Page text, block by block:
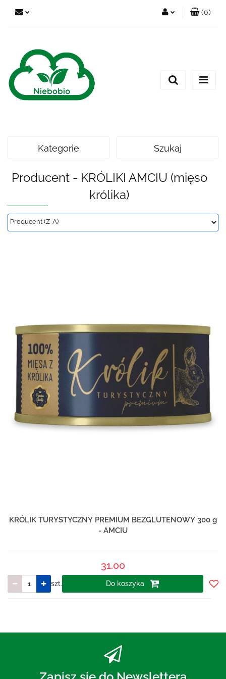
(0)
Kategorie Szukaj
Producent - KRÓLIKI AMCIU (mięso
królika)
KRÓLIK TURYSTYCZNY PREMIUM BEZGLUTENOWY 300 g
- AMCIU
31.00
szt. Do koszyka